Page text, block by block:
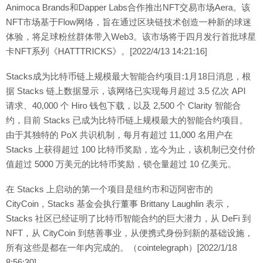
Animoca Brands和Dapper Labs合作推出NFT交易市场Aera。该
NFT市场基于Flow网络，旨在通过区块链技术创造一种新的球迷
体验，将足球粉丝群体带入Web3。该市场将于四月发行首批球星
卡NFT系列《HATTTRICKS》。[2022/4/13 14:21:16]
Stacks成为比特币链上规模最大智能合约项目:1月18日消息，根
据 Stacks 链上数据显示，该网络已实现每月超过 3.5 亿次 API
请求、40,000 个 Hiro 钱包下载，以及 2,500 个 Clarity 智能合
约，目前 Stacks 已成为比特币链上规模最大的智能合约项目。
由于其独特的 PoX 共识机制，每月有超过 11,000 名用户在
Stacks 上获得超过 100 比特币奖励，迄今为止，该机制已交付价
值超过 5000 万美元的比特币奖励，锁仓量超过 10 亿美元。
在 Stacks 上启动的第一个项目是纽约市和迈阿密市的
CityCoin，Stacks 基金会执行董事 Brittany Laughlin 表示，
Stacks 社区已经证明了比特币智能合约的巨大潜力，从 DeFi 到
NFT，从 CityCoin 到慈善事业，从便携式身份到新的基础设施，
所有这些是都在一年内完成的。（cointelegraph）[2022/1/18